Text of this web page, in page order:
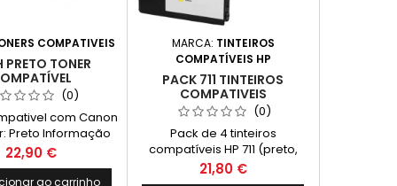
COMPATIVEIS
TONER
(0)
com Canon
Preto Informação
Este toner já inclui
a funcionar).
Médio: 7600
Preço
22,90 €
ao carrinho
MARCA: TINTEIROS
COMPATÍVEIS HP
PACK 711 TINTEIROS
COMPATIVEIS
(0)
Pack de 4 tinteiros
compatíveis HP 711 (preto,
ciano, magenta e amarelo).
Qualidade profissional e
Preço
21,80 €